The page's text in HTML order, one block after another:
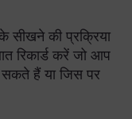
सीखने की प्रक्रिया
रिकार्ड करें जो आप
हैं या जिस पर